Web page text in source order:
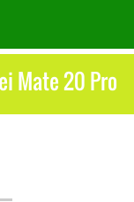
Mate 20 Pro